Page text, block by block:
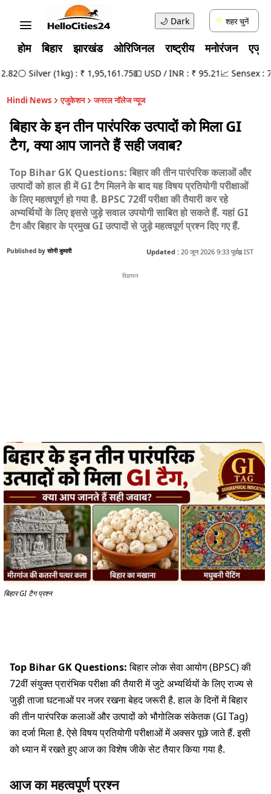
🌙 Dark शहर चुनें
होम बिहार झारखंड ओरिजिनल राष्ट्रीय मनोरंजन
⚪ Silver (1kg) : ₹ 1,95,161.75💵 USD / INR : ₹ 95.21📈 Sensex :
Hindi News एजुकेशन जनरल नॉलेज न्यूज
बिहार के इन तीन पारंपरिक उत्पादों को मिला GI
टैग, क्या आप जानते हैं सही जवाब?
Top Bihar GK Questions: बिहार की तीन पारंपरिक कलाओं और
उत्पादों को हाल ही में GI टैग मिलने के बाद यह विषय प्रतियोगी परीक्षाओं
के लिए महत्वपूर्ण हो गया है. BPSC 72वीं परीक्षा की तैयारी कर रहे
अभ्यर्थियों के लिए इससे जुड़े सवाल उपयोगी साबित हो सकते हैं. यहां GI
टैग और बिहार के प्रमुख GI उत्पादों से जुड़े महत्वपूर्ण प्रश्न दिए गए हैं.
Published by सोनी कुमारी Updated : 20 जून 2026 9:33 पूर्वाह्न IST
विज्ञापन
बिहार GI टैग प्रश्न
Top Bihar GK Questions:बिहार लोक सेवा आयोग (BPSC) की
72वीं संयुक्त प्रारंभिक परीक्षा की तैयारी में जुटे अभ्यर्थियों के लिए राज्य से
जुड़ी ताजा घटनाओं पर नजर रखना बेहद जरूरी है. हाल के दिनों में बिहार
की तीन पारंपरिक कलाओं और उत्पादों को भौगोलिक संकेतक (GI Tag)
का दर्जा मिला है. ऐसे विषय प्रतियोगी परीक्षाओं में अक्सर पूछे जाते हैं. इसी
को ध्यान में रखते हुए आज का विशेष जीके सेट तैयार किया गया है.
आज का महत्वपूर्ण प्रश्न